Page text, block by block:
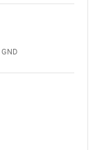
GND